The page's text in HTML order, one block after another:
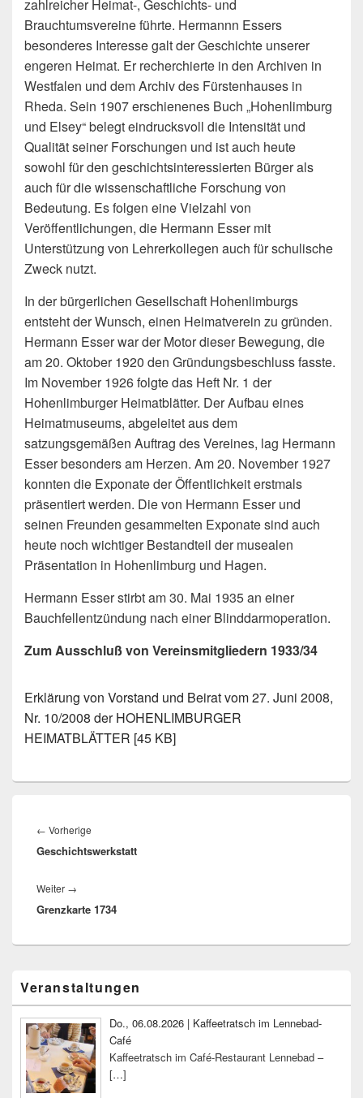
zahlreicher Heimat-, Geschichts- und
Brauchtumsvereine führte. Hermannn Essers
besonderes Interesse galt der Geschichte unserer
engeren Heimat. Er recherchierte in den Archiven in
Westfalen und dem Archiv des Fürstenhauses in
Rheda. Sein 1907 erschienenes Buch „Hohenlimburg
und Elsey“ belegt eindrucksvoll die Intensität und
Qualität seiner Forschungen und ist auch heute
sowohl für den geschichtsinteressierten Bürger als
auch für die wissenschaftliche Forschung von
Bedeutung. Es folgen eine Vielzahl von
Veröffentlichungen, die Hermann Esser mit
Unterstützung von Lehrerkollegen auch für schulische
Zweck nutzt.
In der bürgerlichen Gesellschaft Hohenlimburgs
entsteht der Wunsch, einen Heimatverein zu gründen.
Hermann Esser war der Motor dieser Bewegung, die
am 20. Oktober 1920 den Gründungsbeschluss fasste.
Im November 1926 folgte das Heft Nr. 1 der
Hohenlimburger Heimatblätter. Der Aufbau eines
Heimatmuseums, abgeleitet aus dem
satzungsgemäßen Auftrag des Vereines, lag Hermann
Esser besonders am Herzen. Am 20. November 1927
konnten die Exponate der Öffentlichkeit erstmals
präsentiert werden. Die von Hermann Esser und
seinen Freunden gesammelten Exponate sind auch
heute noch wichtiger Bestandteil der musealen
Präsentation in Hohenlimburg und Hagen.
Hermann Esser stirbt am 30. Mai 1935 an einer
Bauchfellentzündung nach einer Blinddarmoperation.
Zum Ausschluß von Vereinsmitgliedern 1933/34
Erklärung von Vorstand und Beirat vom 27. Juni 2008,
Nr. 10/2008 der HOHENLIMBURGER
HEIMATBLÄTTER [45 KB]
← Vorherige
Beitrag:
Geschichtswerkstatt
Weiter →
Beitrag:
Grenzkarte 1734
Seitenleisten-
Widgetbereich
Veranstaltungen
Do., 06.08.2026 | Kaffeetratsch im Lennebad-
Café
Kaffeetratsch im Café-Restaurant Lennebad –
[…]